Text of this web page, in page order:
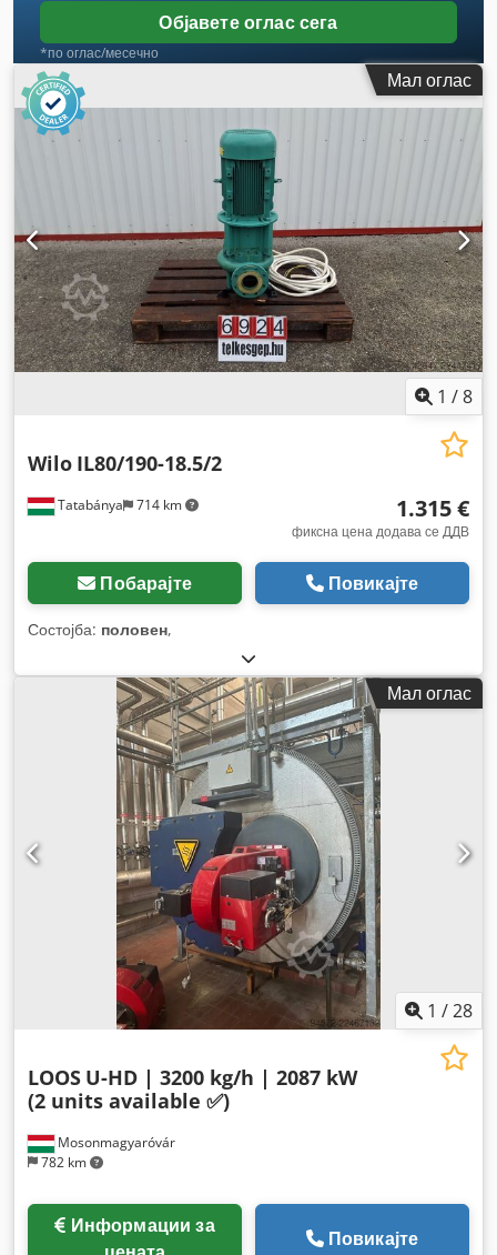
Објавете оглас сега
*по оглас/месечно
Мал оглас
1 /8
Tatabánya 714 km
Wilo IL80/190-18.5/2
1.315 €
фиксна цена додава се ДДВ
Побарајте Повикајте
Состојба: половен,
Мал оглас
1 /28
Mosonmagyaróvár
782 km
LOOS U-HD | 3200 kg/h | 2087 kW
(2 units available ✅)
Повикајте